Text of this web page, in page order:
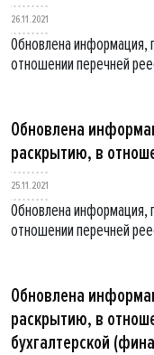
26.11.2021
Обновлена информация,
отношении перечней
Обновлена
раскрытию, в
25.11.2021
Обновлена информация,
отношении перечней
Обновлена
раскрытию, в
бухгалтерской